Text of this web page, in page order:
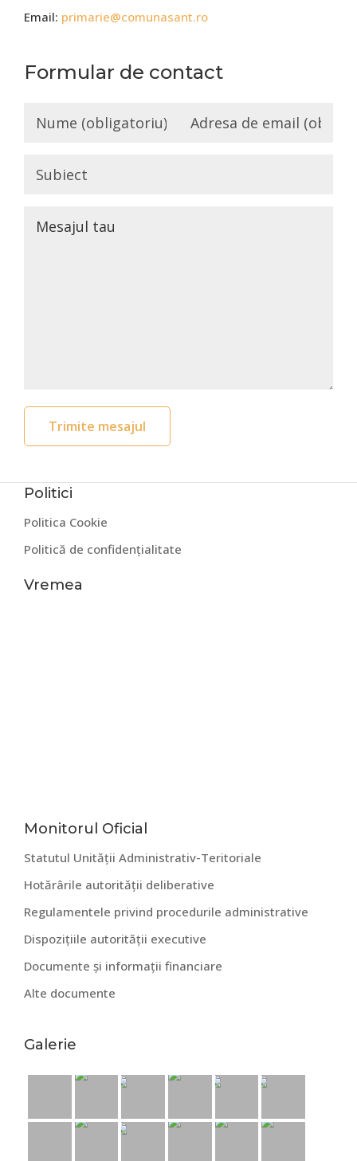
Politici
Politica Cookie
Politică de confidențialitate
Vremea
Email: primarie@comunasant.ro
Formular de contact
Bara
principală
Monitorul Oficial
Statutul Unității Administrativ-Teritoriale
Hotărârile autorității deliberative
Regulamentele privind procedurile administrative
Dispozițiile autorității executive
Documente și informații financiare
Alte documente
Galerie